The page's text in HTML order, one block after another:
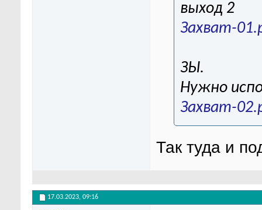
выход 2
Захват-
ЗЫ.
Нужно
Захват-
Так туда и
17.03.2023, 09:16